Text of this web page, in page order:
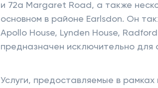
и 72a Margaret Road, а также
основном в районе Earlsdon. Он
Apollo House, Lynden House,
предназначен исключительно для
Услуги, предоставляемые в